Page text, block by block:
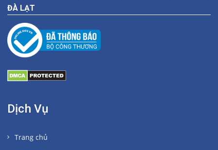
ĐÀ LẠT
Dịch Vụ
Trang chủ